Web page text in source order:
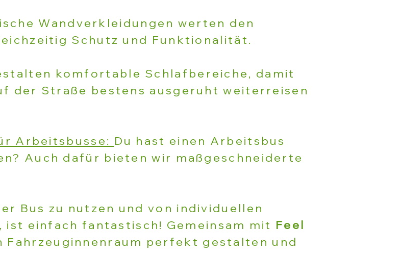
Wandverkleidungen werten den
Schutz und Funktionalität.
komfortable Schlafbereiche, damit
der Straße bestens ausgeruht weiterreisen
Arbeitsbusse: Du hast einen Arbeitsbus
Auch dafür bieten wir maßgeschneiderte
Bus zu nutzen und von individuellen
einfach fantastisch! Gemeinsam mit Feel
Fahrzeuginnenraum perfekt gestalten und